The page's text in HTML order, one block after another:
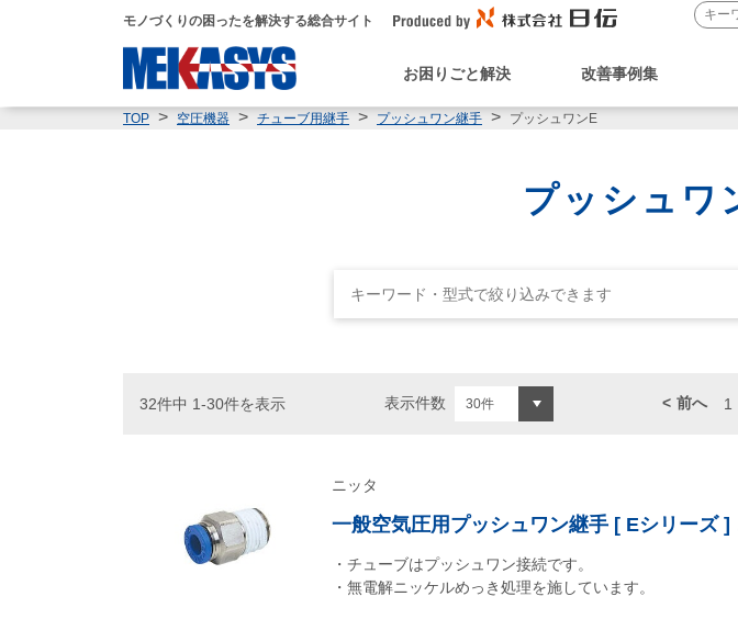
モノづくりの困ったを解決する総合サイト
お困りごと解決 改善事例集
TOP 空圧機器 チューブ用継手 プッシュワン継手 プッシュワンE
プッシュワ
32件中 1-30件を表示 表示件数 前へ 1
ニッタ
一般空気圧用プッシュワン継手 [ Eシリーズ ]
・チューブはプッシュワン接続です。
・無電解ニッケルめっき処理を施しています。